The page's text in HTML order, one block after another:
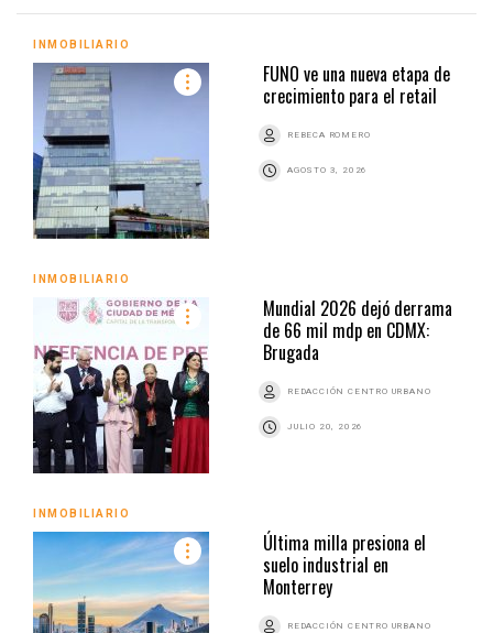
INMOBILIARIO
FUNO ve una nueva etapa de
crecimiento para el retail
REBECA ROMERO
AGOSTO 3, 2026
INMOBILIARIO
Mundial 2026 dejó derrama
de 66 mil mdp en CDMX:
Brugada
REDACCIÓN CENTRO URBANO
JULIO 20, 2026
INMOBILIARIO
Última milla presiona el
suelo industrial en
Monterrey
REDACCIÓN CENTRO URBANO